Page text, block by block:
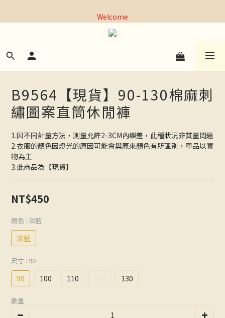
Welcome
全館，滿1000元超商取貨免運｜滿3000元宅配免運
B9564【現貨】90-130棉麻刺
繡圖案直筒休閒褲
1.因不同計量方法，測量允許2-3CM內誤差，此種狀況非質量問題
2.衣服的顏色因燈光的原因可能會與原來顏色有所區別，單品以實
物為主
3.此商品為【現貨】
NT$450
顏色 : 淡藍
淡藍
尺寸 : 90
90 100 110 130
數量